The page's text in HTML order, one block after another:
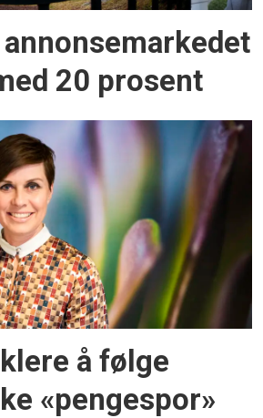
20 prosent
å følge
«pengespor»